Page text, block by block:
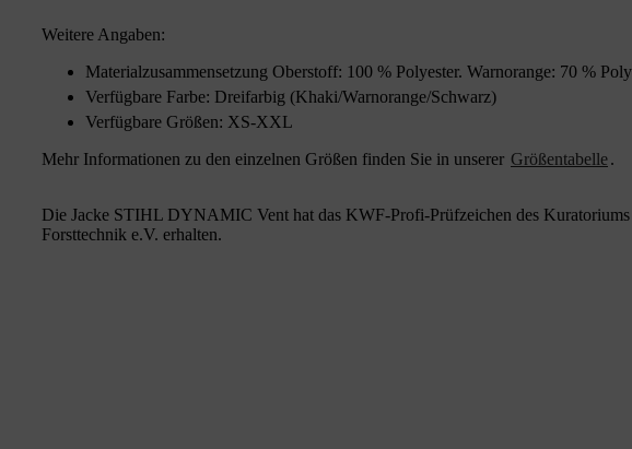
Weitere Angaben:
Materialzusammensetzung Oberstoff: 100 % Polyester. Warnorange: 70 %
Verfügbare Farbe: Dreifarbig (Khaki/Warnorange/Schwarz)
Verfügbare Größen: XS-XXL
Mehr Informationen zu den einzelnen Größen finden Sie in unserer Größentabelle.
Die Jacke STIHL DYNAMIC Vent hat das KWF-Profi-Prüfzeichen des
Forsttechnik e.V. erhalten.